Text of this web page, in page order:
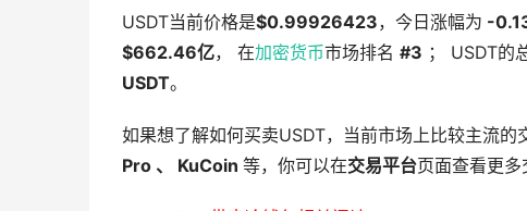
USDT当前价格是$0.99926423，今日涨幅为 -
$662.46亿， 在加密货币市场排名 #3 ； USDT的
USDT。
如果想了解如何买卖USDT，当前市场上比较主流的
Pro 、
KuCoin 等，你可以在交易平台页面查看更多